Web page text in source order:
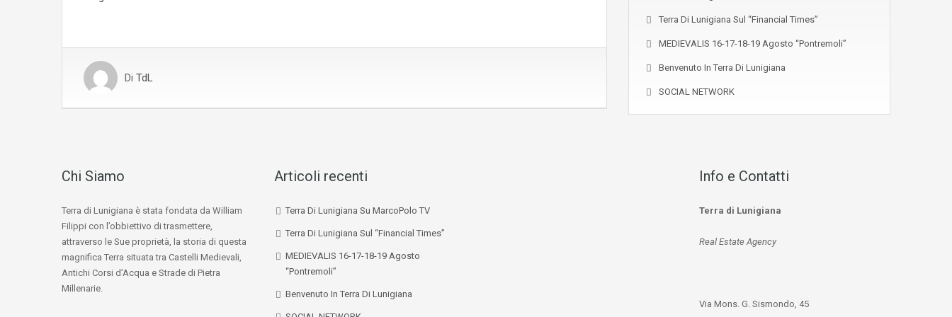
Di TdL
Terra Di Lunigiana Sul “Financial Times”
MEDIEVALIS 16-17-18-19 Agosto “Pontremoli”
Benvenuto In Terra Di Lunigiana
SOCIAL NETWORK
Chi Siamo
Terra di Lunigiana è stata fondata da William
Filippi con l’obbiettivo di trasmettere,
attraverso le Sue proprietà, la storia di questa
magnifica Terra situata tra Castelli Medievali,
Antichi Corsi d’Acqua e Strade di Pietra
Millenarie.
Articoli recenti
Terra Di Lunigiana Su MarcoPolo TV
Terra Di Lunigiana Sul “Financial Times”
MEDIEVALIS 16-17-18-19 Agosto
“Pontremoli”
Benvenuto In Terra Di Lunigiana
Info e Contatti
Terra di Lunigiana
Real Estate Agency
Via Mons. G. Sismondo, 45